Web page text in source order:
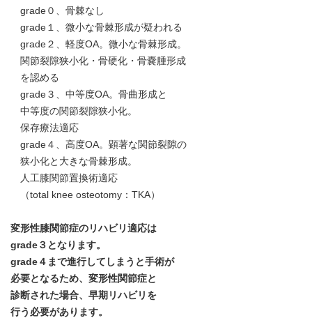
grade０、骨棘なし
grade１、微小な骨棘形成が疑われる
grade２、軽度OA。微小な骨棘形成。
関節裂隙狭小化・骨硬化・骨嚢腫形成
を認める
grade３、中等度OA。骨曲形成と
中等度の関節裂隙狭小化。
保存療法適応
grade４、高度OA。顕著な関節裂隙の
狭小化と大きな骨棘形成。
人工膝関節置換術適応
（total knee osteotomy：TKA）
変形性膝関節症のリハビリ適応は
grade３となります。
grade４まで進行してしまうと手術が
必要となるため、変形性関節症と
診断された場合、早期リハビリを
行う必要があります。